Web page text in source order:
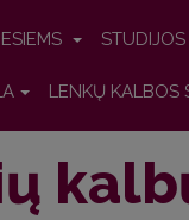
STUDIJOS
LENKŲ KALBOS